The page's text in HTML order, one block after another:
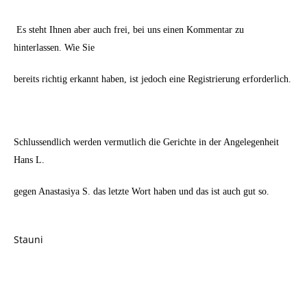
Es steht Ihnen aber auch frei, bei uns einen Kommentar zu
hinterlassen. Wie Sie
bereits richtig erkannt haben, ist jedoch eine Registrierung erforderlich.
Schlussendlich werden vermutlich die Gerichte in der Angelegenheit
Hans L.
gegen Anastasiya S. das letzte Wort haben und das ist auch gut so.
Stauni